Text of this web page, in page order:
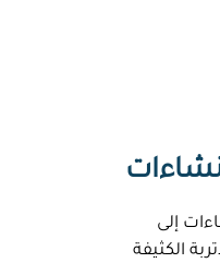
إلى
الكثيفة